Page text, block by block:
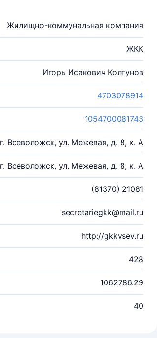
Жилищно-коммунальная компания
ЖКК
Игорь Исакович Колтунов
4703078914
1054700081743
г. Всеволожск, ул. Межевая, д. 8, к. А
г. Всеволожск, ул. Межевая, д. 8, к. А
(81370) 21081
secretariegkk@mail.ru
http://gkkvsev.ru
428
1062786.29
40